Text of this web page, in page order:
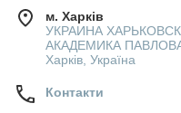
м. Харків
УКРАИНА
АКАДЕМИКА
Харків, Україна
Контакти